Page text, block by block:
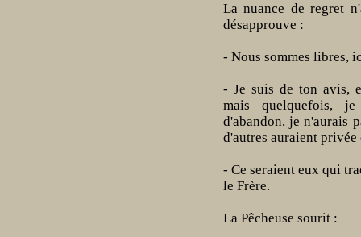
La nuance de regret
désapprouve :
- Nous sommes libres,
- Je suis de ton avis,
mais quelquefois,
d'abandon, je n'aurais
d'autres auraient privée
- Ce seraient eux qui
le Frère.
La Pêcheuse sourit :